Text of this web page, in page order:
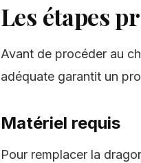
Les étapes
Avant de procéder au
adéquate garantit un
Matériel requis
Pour remplacer la